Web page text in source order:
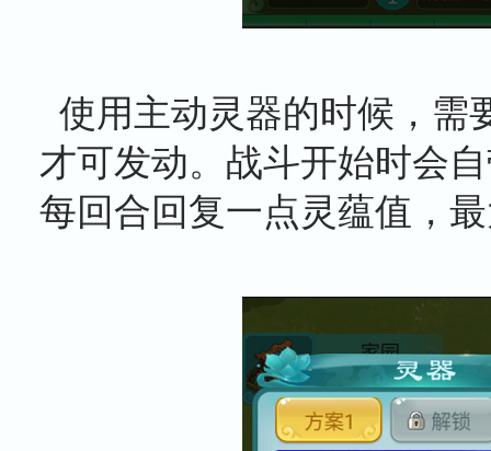
使用主动灵器的时候，需
才可发动。战斗开始时会
每回合回复一点灵蕴值，